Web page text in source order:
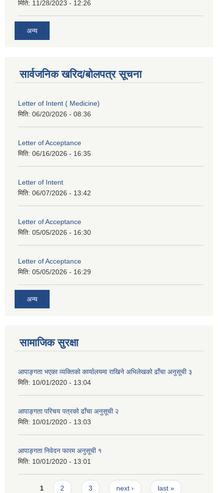
मिति: 11/28/2023 - 12:26
अन्य
सार्वजनिक खरिद/बोलपत्र सूचना
Letter of Intent ( Medicine)
मिति: 06/20/2026 - 08:36
Letter of Acceptance
मिति: 06/16/2026 - 16:35
Letter of Intent
मिति: 06/07/2026 - 13:42
Letter of Acceptance
मिति: 05/05/2026 - 16:30
Letter of Acceptance
मिति: 05/05/2026 - 16:29
अन्य
सामाजिक सुरक्षा
आपाङ्गता भएका व्यक्तिको कार्यालयमा राखिने अभिलेखको ढाँचा अनुसूची ३
मिति: 10/01/2020 - 13:04
आपाङ्गता परिचय पत्रको ढाँचा अनुसूची २
मिति: 10/01/2020 - 13:03
आपाङ्गता निवेदन फारम अनुसूची १
मिति: 10/01/2020 - 13:01
Pages
1 2 3 next › last »